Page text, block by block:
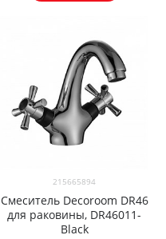
215665894
Смеситель Decoroom DR46
для раковины, DR46011-
Black